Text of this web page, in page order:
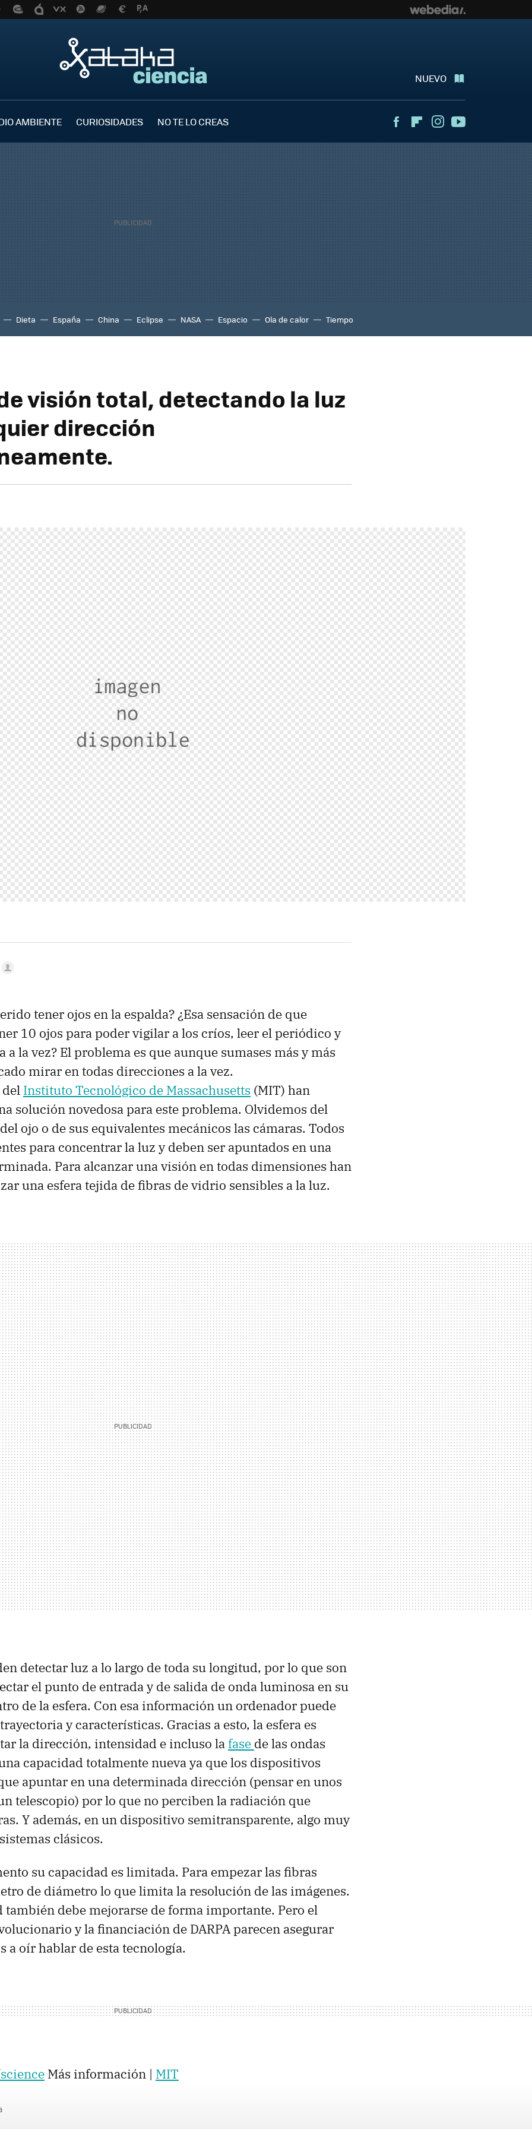
NUEVO
AMBIENTE CURIOSIDADES NO TE LO CREAS FacebookFlipboardInstagram
Dieta España China Eclipse NASA Espacio Ola de calor Tiempo
visión total, detectando la luz
dirección
tener ojos en la espalda? ¿Esa sensación de que
10 ojos para poder vigilar a los críos, leer el periódico y
a la vez? El problema es que aunque sumases más y más
mirar en todas direcciones a la vez.
Instituto Tecnológico de Massachusetts (MIT) han
solución novedosa para este problema. Olvidemos del
ojo o de sus equivalentes mecánicos las cámaras. Todos
para concentrar la luz y deben ser apuntados en una
Para alcanzar una visión en todas dimensiones han
una esfera tejida de fibras de vidrio sensibles a la luz.
detectar luz a lo largo de toda su longitud, por lo que son
el punto de entrada y de salida de onda luminosa en su
de la esfera. Con esa información un ordenador puede
y características. Gracias a esto, la esfera es
la dirección, intensidad e incluso la fase de las ondas
capacidad totalmente nueva ya que los dispositivos
apuntar en una determinada dirección (pensar en unos
telescopio) por lo que no perciben la radiación que
Y además, en un dispositivo semitransparente, algo muy
clásicos.
su capacidad es limitada. Para empezar las fibras
de diámetro lo que limita la resolución de las imágenes.
también debe mejorarse de forma importante. Pero el
y la financiación de DARPA parecen asegurar
a oír hablar de esta tecnología.
Más información | MIT